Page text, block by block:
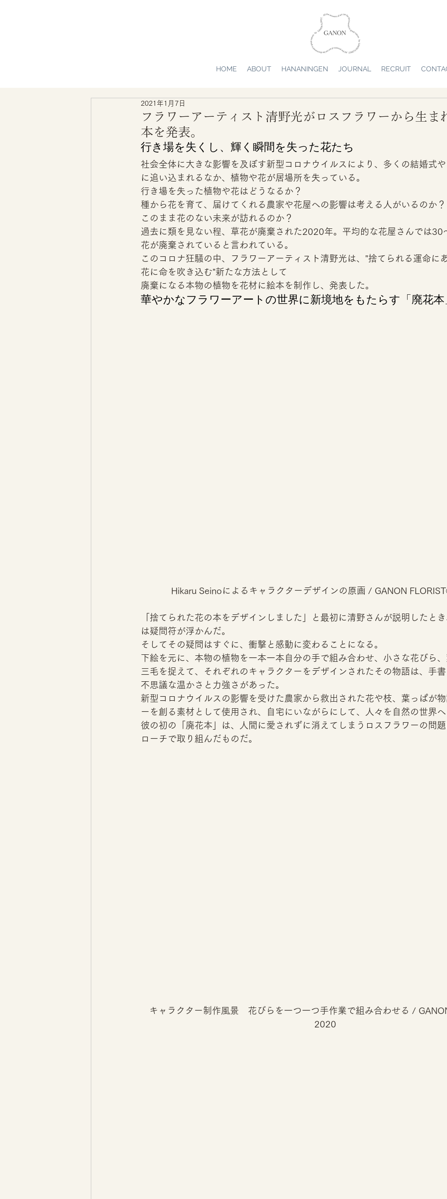
HOME ABOUT HANANINGEN JOURNAL RECRUIT
フラワーアーティスト清野光がロスフラワーから生ま
本を発表。
2021年1月7日
行き場を失くし、輝く瞬間を失った花たち
社会全体に大きな影響を及ぼす新型コロナウイルスにより、多くの結婚式
に追い込まれるなか、植物や花が居場所を失っている。
行き場を失った植物や花はどうなるか？
種から花を育て、届けてくれる農家や花屋への影響は考える人がいるのか？
このまま花のない未来が訪れるのか？
過去に類を見ない程、草花が廃棄された2020年。平均的な花屋さんでは30
花が廃棄されていると言われている。
このコロナ狂騒の中、フラワーアーティスト清野光は、"捨てられる運命に
花に命を吹き込む"新たな方法として
廃棄になる本物の植物を花材に絵本を制作し、発表した。
華やかなフラワーアートの世界に新境地をもたらす「廃花本
Hikaru Seinoによるキャラクターデザインの原画 / GANON
「捨てられた花の本をデザインしました」と最初に清野さんが説明したと
は疑問符が浮かんだ。
そしてその疑問はすぐに、衝撃と感動に変わることになる。
下絵を元に、本物の植物を一本一本自分の手で組み合わせ、小さな花びら、
三毛を捉えて、それぞれのキャラクターをデザインされたその物語は、手
不思議な温かさと力強さがあった。
新型コロナウイルスの影響を受けた農家から救出された花や枝、葉っぱが
ーを創る素材として使用され、自宅にいながらにして、人々を自然の世界へ
彼の初の「廃花本」は、人間に愛されずに消えてしまうロスフラワーの問
ローチで取り組んだものだ。
キャラクター制作風景　花びらを一つ一つ手作業で組み合わせる /
2020